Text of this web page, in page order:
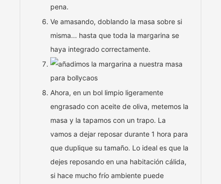
pena.
Ve amasando, doblando la masa sobre si
misma... hasta que toda la margarina se
haya integrado correctamente.
Ahora, en un bol limpio ligeramente
engrasado con aceite de oliva, metemos la
masa y la tapamos con un trapo. La
vamos a dejar reposar durante 1 hora para
que duplique su tamaño. Lo ideal es que la
dejes reposando en una habitación cálida,
si hace mucho frío ambiente puede